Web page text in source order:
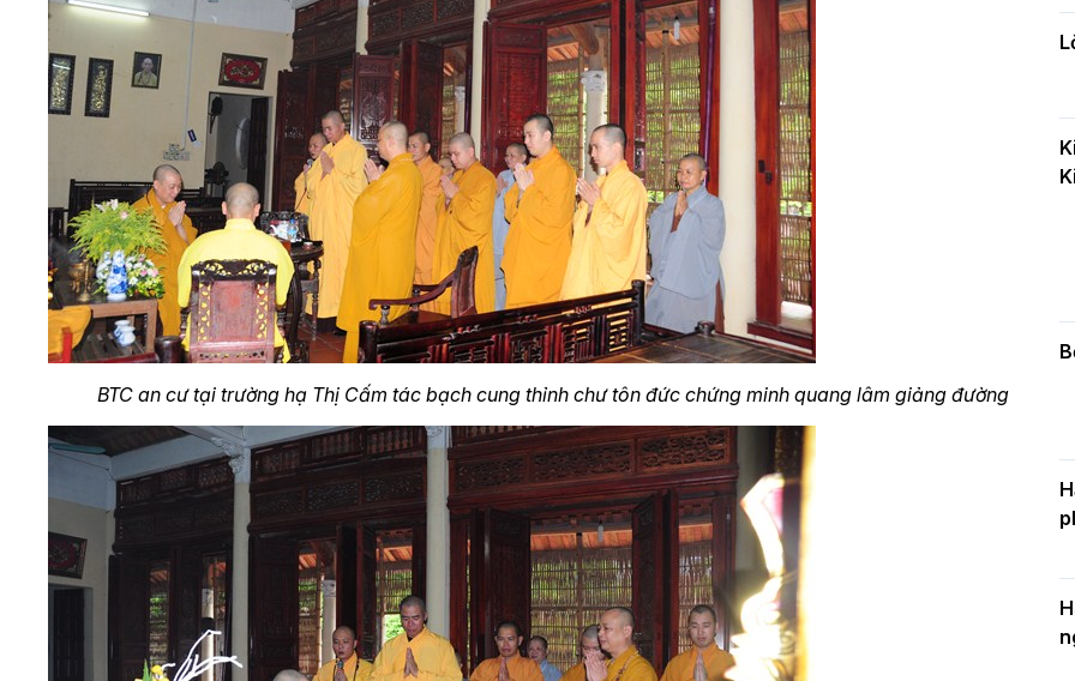
BTC an cư tại trường hạ Thị Cấm tác bạch cung thỉnh chư tôn đức chứng minh quang lâm giảng đường